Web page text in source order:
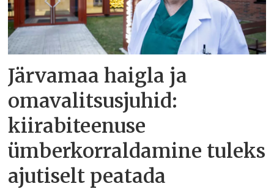
Järvamaa haigla ja
omavalitsusjuhid:
kiirabiteenuse
ümberkorraldamine tuleks
ajutiselt peatada